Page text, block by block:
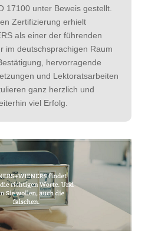
17100 unter Beweis gestellt.
Zertifizierung erhielt
als einer der führenden
im deutschsprachigen Raum
hervorragende
und Lektoratsarbeiten
ganz herzlich und
viel Erfolg.